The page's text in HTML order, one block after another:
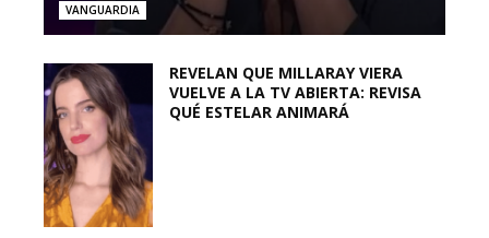
VANGUARDIA
REVELAN QUE MILLARAY VIERA
VUELVE A LA TV ABIERTA: REVISA
QUÉ ESTELAR ANIMARÁ